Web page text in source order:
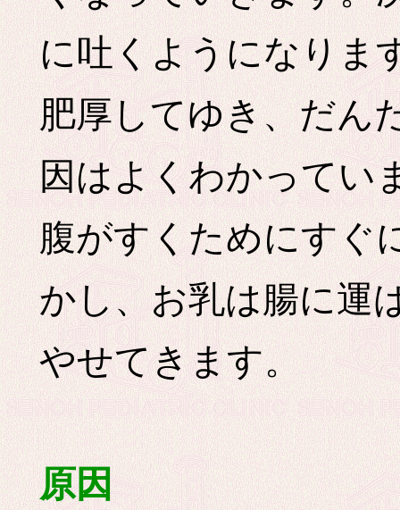
に吐くようになりま
肥厚してゆき、だん
因はよくわかってい
腹がすくためにすぐ
かし、お乳は腸に運
やせてきます。
原因